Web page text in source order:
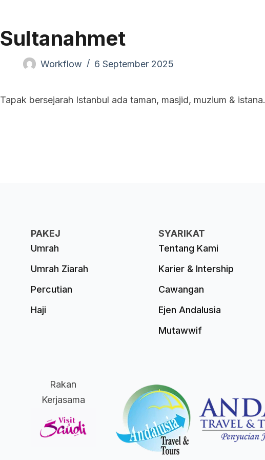
Sultanahmet
Workflow 6 September 2025
Tapak bersejarah Istanbul ada taman, masjid, muzium & istana.
PAKEJ
Umrah
Umrah Ziarah
Percutian
Haji
SYARIKAT
Tentang Kami
Karier & Intership
Cawangan
Ejen Andalusia
Mutawwif
Rakan
Kerjasama